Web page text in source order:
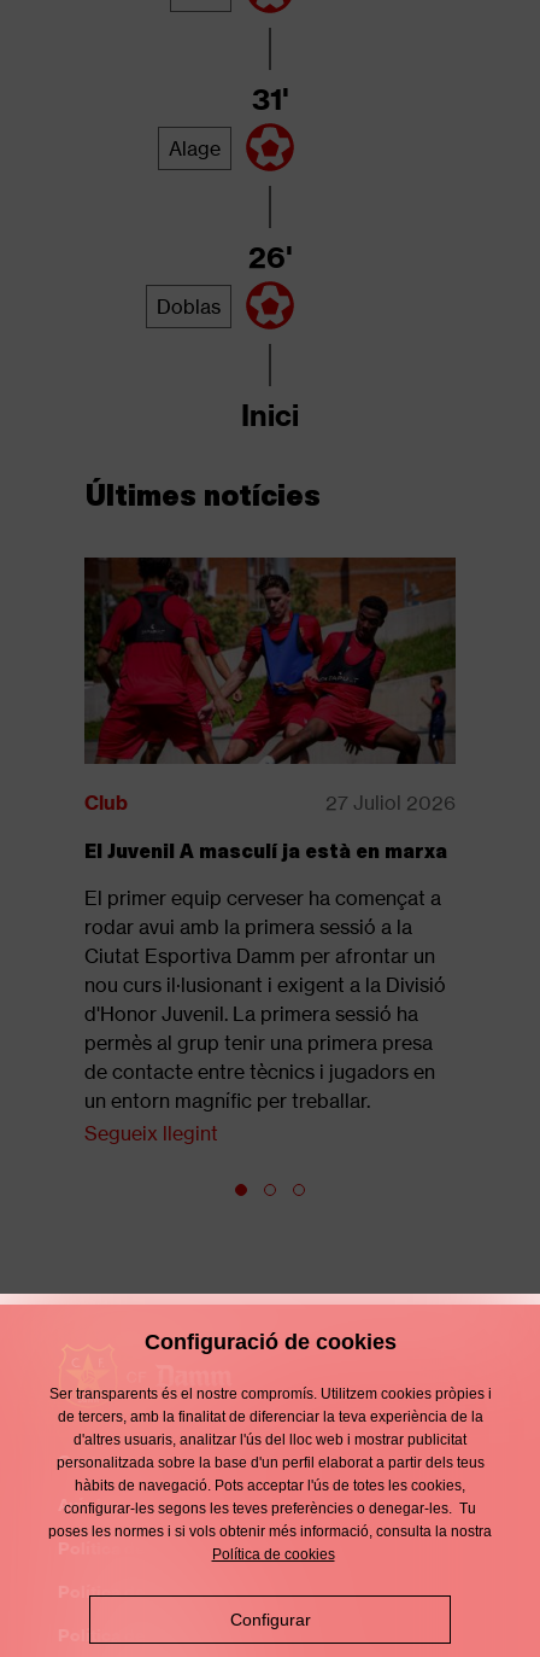
Alage
31'
Doblas
26'
Inici
Últimes notícies
Club 27 Juliol 2026
El Juvenil A masculí ja està en marxa
El primer equip cerveser ha començat a
rodar avui amb la primera sessió a la
Ciutat Esportiva Damm per afrontar un
nou curs il·lusionant i exigent a la Divisió
d'Honor Juvenil. La primera sessió ha
permès al grup tenir una primera presa
de contacte entre tècnics i jugadors en
un entorn magnífic per treballar.
Segueix llegint
Enllaços
d'interès
Contacte
Footer
Avís legal
Política de privacitat
Política de cookies
Configuració de cookies
Ser transparents és el nostre compromís. Utilitzem cookies pròpies i
de tercers, amb la finalitat de diferenciar la teva experiència de la
d'altres usuaris, analitzar l'ús del lloc web i mostrar publicitat
personalitzada sobre la base d'un perfil elaborat a partir dels teus
hàbits de navegació. Pots acceptar l'ús de totes les cookies,
configurar-les segons les teves preferències o denegar-les. Tu
poses les normes i si vols obtenir més informació, consulta la nostra
Política de cookies
Configurar